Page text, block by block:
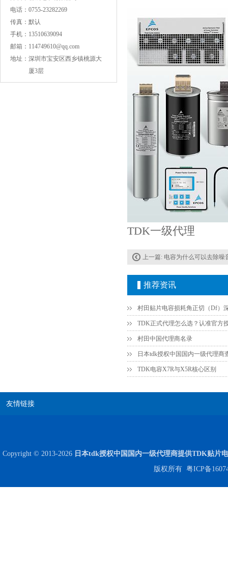
电话： 0755-23282269
传真： 默认
手机： 13510639094
邮箱： 114749610@qq.com
地址： 深圳市宝安区西乡镇桃源大
厦3层
TDK一级代理
上一篇: 电容为什么可以去除噪
推荐资讯
村田中国代理商名录
日本tdk授权中国国内一级代理商
TDK电容X7R与X5R核心区别
友情链接
Copyright © 2013-2026 日本tdk授权中国国内一级代理商提供TDK贴片
版权所有 粤ICP备